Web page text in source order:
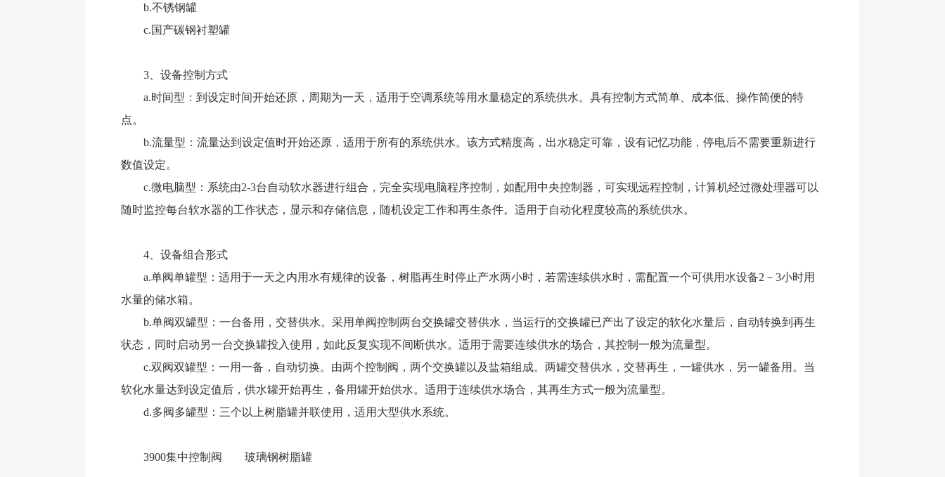
b.不锈钢罐
c.国产碳钢衬塑罐
3、设备控制方式
a.时间型：到设定时间开始还原，周期为一天，适用于空调系统等用水量稳定的系统供水。具有控制方式简单、成本低、操作简便的特
点。
b.流量型：流量达到设定值时开始还原，适用于所有的系统供水。该方式精度高，出水稳定可靠，设有记忆功能，停电后不需要重新进行
数值设定。
c.微电脑型：系统由2-3台自动软水器进行组合，完全实现电脑程序控制，如配用中央控制器，可实现远程控制，计算机经过微处理器可以
随时监控每台软水器的工作状态，显示和存储信息，随机设定工作和再生条件。适用于自动化程度较高的系统供水。
4、设备组合形式
a.单阀单罐型：适用于一天之内用水有规律的设备，树脂再生时停止产水两小时，若需连续供水时，需配置一个可供用水设备2－3小时用
水量的储水箱。
b.单阀双罐型：一台备用，交替供水。采用单阀控制两台交换罐交替供水，当运行的交换罐已产出了设定的软化水量后，自动转换到再生
状态，同时启动另一台交换罐投入使用，如此反复实现不间断供水。适用于需要连续供水的场合，其控制一般为流量型。
c.双阀双罐型：一用一备，自动切换。由两个控制阀，两个交换罐以及盐箱组成。两罐交替供水，交替再生，一罐供水，另一罐备用。当
软化水量达到设定值后，供水罐开始再生，备用罐开始供水。适用于连续供水场合，其再生方式一般为流量型。
d.多阀多罐型：三个以上树脂罐并联使用，适用大型供水系统。
3900集中控制阀 玻璃钢树脂罐